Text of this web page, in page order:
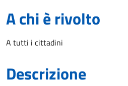
A chi è rivolto
A tutti i cittadini
Descrizione